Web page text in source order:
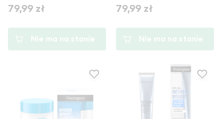
79,99 zł
Nie ma na stanie
79,99 zł
Nie ma na stanie